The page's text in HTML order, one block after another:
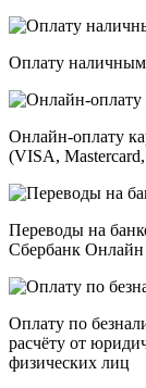
Оплату
Онлайн-оплату
(VISA,
Переводы на
Сбербанк Онлайн
Оплату по
расчёту от
физических лиц